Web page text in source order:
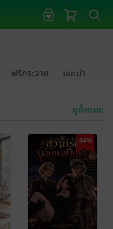
ฟรีกระจาย แนะนำ
ดูทั้งหมด
-34%